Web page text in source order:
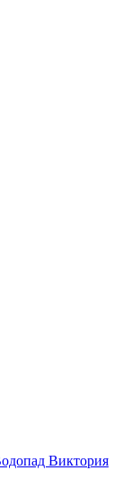
Виктория